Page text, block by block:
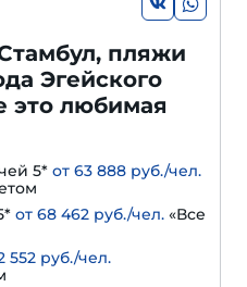
пляжи
Эгейского
это любимая
5* от 63 888 руб./чел.
от 68 462 руб./чел. «Все
552 руб./чел.